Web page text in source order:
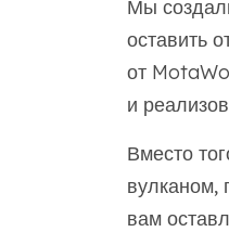
Мы
оставить
от
и
Вместо
вулканом,
вам